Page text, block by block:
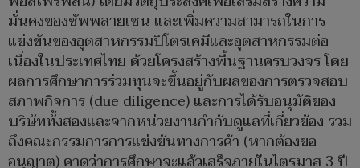
มั่นคงของซัพพลายเชน และเพิ่มความสามารถในการ
แข่งขันของอุตสาหกรรมปิโตรเคมีและอุตสาหกรรมต่อ
เนื่องในประเทศไทย ด้วยโครงสร้างพื้นฐานครบวงจร โดย
ผลการศึกษาการร่วมทุนจะขึ้นอยู่กับผลของการตรวจสอบ
สภาพกิจการ (due diligence) และการได้รับอนุมัติของ
บริษัททั้งสองและจากหน่วยงานกำกับดูแลที่เกี่ยวข้อง รวม
ถึงคณะกรรมการการแข่งขันทางการค้า (หากต้องขอ
อนุญาต) คาดว่าการศึกษาจะแล้วเสร็จภายในไตรมาส 3 ปี